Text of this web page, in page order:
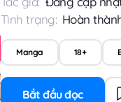
Tình trạng: Hoàn
Manga 18+
Bắt đầu đọc